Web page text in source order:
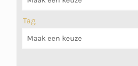
Tag